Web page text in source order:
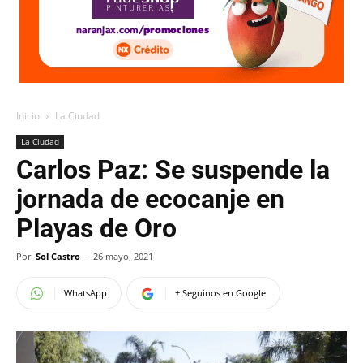
Inicio La Ciudad
La Ciudad
Carlos Paz: Se suspende la
jornada de ecocanje en
Playas de Oro
Por Sol Castro - 26 mayo, 2021
WhatsApp + Seguinos en Google